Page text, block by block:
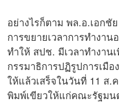
อย่างไรก็ตาม พล.อ.เอกชั
การขยายเวลาการทำงาน
ทำให้ สปช. มีเวลาทำงาน
กรรมาธิการปฏิรูปการเมื
ให้แล้วเสร็จในวันที่ 11 ส.
พิมพ์เขียวให้แก่คณะรัฐม